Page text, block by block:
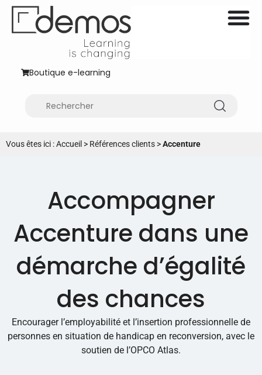
Boutique e-learning
Vous êtes ici :Accueil > Références clients >Accenture
Accompagner
Accenture dans une
démarche d’égalité
des chances
Encourager l’employabilité et l’insertion professionnelle de
personnes en situation de handicap en reconversion, avec le
soutien de l’OPCO Atlas.